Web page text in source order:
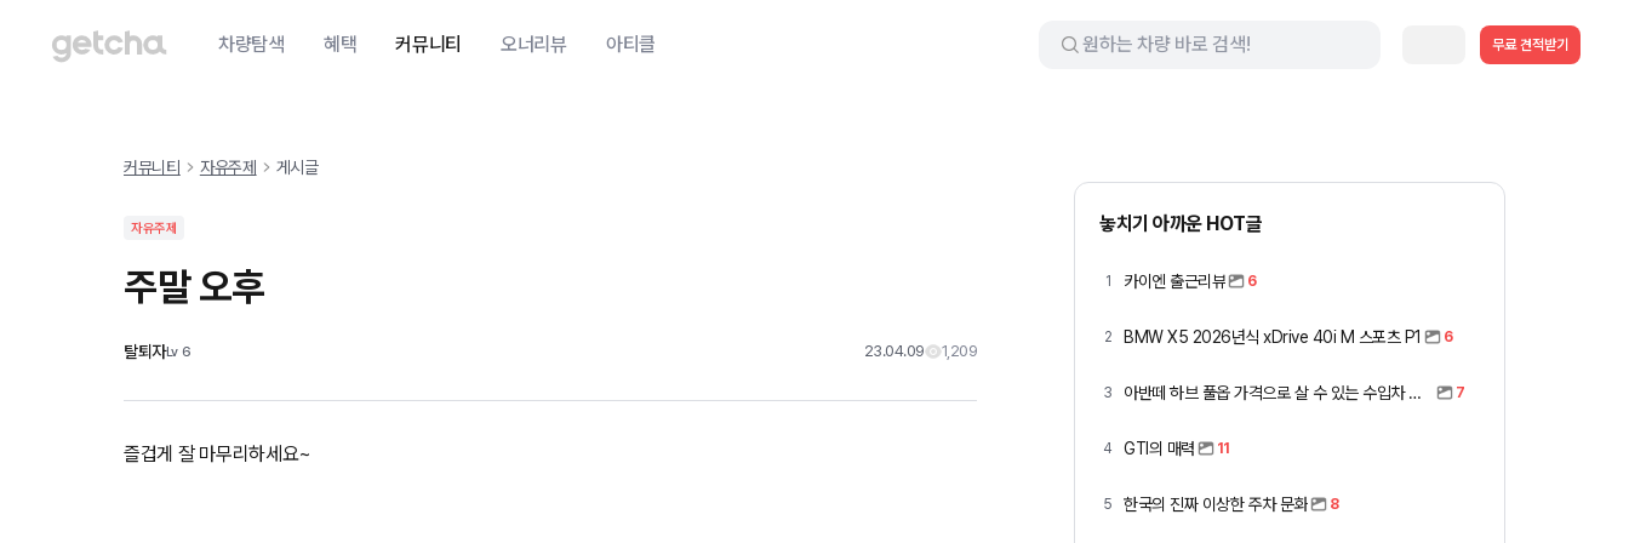
차량탐색 혜택 커뮤니티 오너리뷰 아티클 무료 견적받기
커뮤니티 자유주제 게시글
자유주제
주말 오후
탈퇴자Lv6 23.04.09 1,209
즐겁게 잘 마무리하세요~
놓치기 아까운 HOT글
1 카이엔 출근리뷰 6
2 BMW X5 2026년식 xDrive 40i M 스포츠 P1 6
3 아반떼 하브 풀옵 가격으로 살 수 있는 수입차 모아봤습니다 (중고 포함) 7
4 GTI의 매력 11
5 한국의 진짜 이상한 주차 문화 8